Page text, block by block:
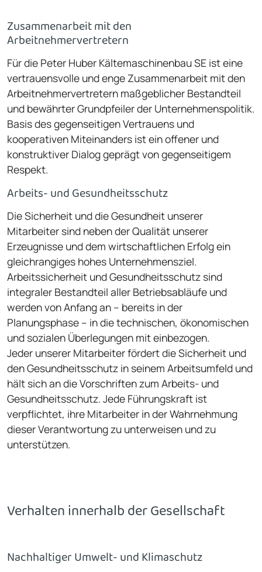
Zusammenarbeit mit den
Arbeitnehmervertretern
Für die Peter Huber Kältemaschinenbau SE ist eine
vertrauensvolle und enge Zusammenarbeit mit den
Arbeitnehmervertretern maßgeblicher Bestandteil
und bewährter Grundpfeiler der Unternehmenspolitik.
Basis des gegenseitigen Vertrauens und
kooperativen Miteinanders ist ein offener und
konstruktiver Dialog geprägt von gegenseitigem
Respekt.
Arbeits- und Gesundheitsschutz
Die Sicherheit und die Gesundheit unserer
Mitarbeiter sind neben der Qualität unserer
Erzeugnisse und dem wirtschaftlichen Erfolg ein
gleichrangiges hohes Unternehmensziel.
Arbeitssicherheit und Gesundheitsschutz sind
integraler Bestandteil aller Betriebsabläufe und
werden von Anfang an – bereits in der
Planungsphase – in die technischen, ökonomischen
und sozialen Überlegungen mit einbezogen.
Jeder unserer Mitarbeiter fördert die Sicherheit und
den Gesundheitsschutz in seinem Arbeitsumfeld und
hält sich an die Vorschriften zum Arbeits- und
Gesundheitsschutz. Jede Führungskraft ist
verpflichtet, ihre Mitarbeiter in der Wahrnehmung
dieser Verantwortung zu unterweisen und zu
unterstützen.
Verhalten innerhalb der Gesellschaft
Nachhaltiger Umwelt- und Klimaschutz